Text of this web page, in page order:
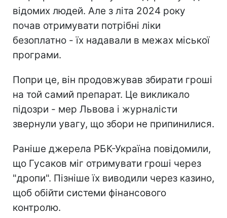
відомих людей. Але з літа 2024 року
почав отримувати потрібні ліки
безоплатно - їх надавали в межах міської
програми.
Попри це, він продовжував збирати гроші
на той самий препарат. Це викликало
підозри - мер Львова і журналісти
звернули увагу, що збори не припинилися.
Раніше джерела РБК-Україна повідомили,
що Гусаков міг отримувати гроші через
"дропи". Пізніше їх виводили через казино,
щоб обійти системи фінансового
контролю.